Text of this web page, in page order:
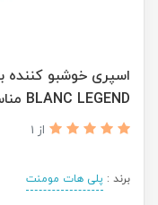
BLANC LEGEND مناسب آقایان حجم 200 میلی لیتر
از 1
برند : پلی هات مومنت